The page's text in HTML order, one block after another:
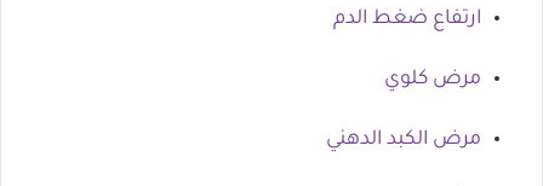
ارتفاع ضغط الدم
مرض كلوي
مرض الكبد الدهني